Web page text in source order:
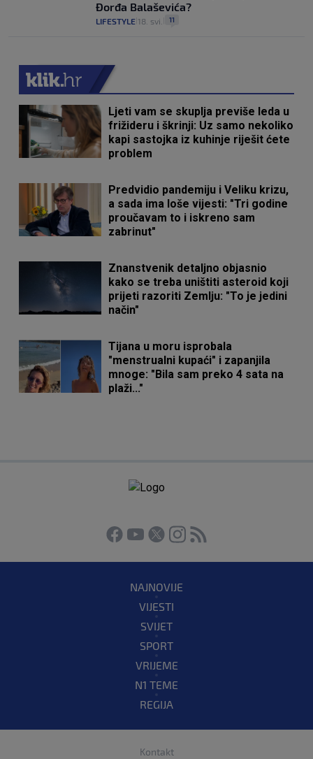
Đorđa Balaševića?
LIFESTYLE 18. svi. 11
Ljeti vam se skuplja previše leda u
frižideru i škrinji: Uz samo nekoliko
kapi sastojka iz kuhinje riješit ćete
problem
Predvidio pandemiju i Veliku krizu,
a sada ima loše vijesti: "Tri godine
proučavam to i iskreno sam
zabrinut"
Znanstvenik detaljno objasnio
kako se treba uništiti asteroid koji
prijeti razoriti Zemlju: "To je jedini
način"
Tijana u moru isprobala
"menstrualni kupaći" i zapanjila
mnoge: "Bila sam preko 4 sata na
plaži..."
NAJNOVIJE
VIJESTI
SVIJET
SPORT
VRIJEME
N1 TEME
REGIJA
Kontakt